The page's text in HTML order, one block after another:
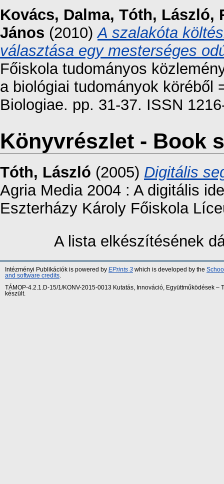
Kovács, Dalma, Tóth, László,
János (2010)A szalakóta
választása egy mesterséges
Főiskola tudományos
a biológiai tudományok köréből
Biologiae. pp. 31-37. ISSN
Könyvrészlet - Book
Tóth, László (2005) Digitális
Agria Media 2004 : A digitális
Eszterházy Károly Főiskola
A lista elkészítésének
Intézményi Publikációk is powered by EPrints 3 which is developed by the
and software credits
TÁMOP-4.2.1.D-15/1/KONV-2015-0013 Kutatás, Innováció, Együttműködések
készült.